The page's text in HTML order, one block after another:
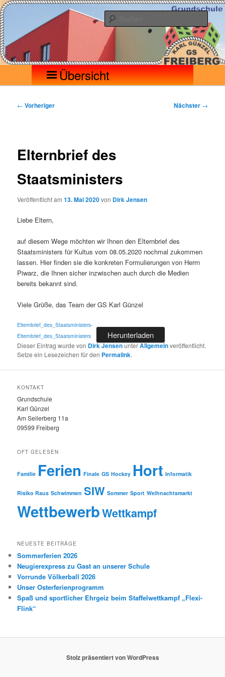
Zum
primären
Inhalt
springen
Grundschule Karl Günzel
Seilerberg – Freiberg
Hauptmenü Übersicht
Beitragsnavigation
← Vorheriger Nächster →
Elternbrief des
Staatsministers
Veröffentlicht am13. Mai 2020von Dirk Jensen
Liebe Eltern,
auf diesem Wege möchten wir Ihnen den Elternbrief des
Staatsministers für Kultus vom 08.05.2020 nochmal zukommen
lassen. Hier finden sie die konkreten Formulierungen von Herrn
Piwarz, die Ihnen sicher inzwischen auch durch die Medien
bereits bekannt sind.
Viele Grüße, das Team der GS Karl Günzel
Elternbrief_des_Staatsministers-
Elternbrief_des_Staatsministers
Herunterladen
Dieser Eintrag wurde von Dirk JensenunterAllgemeinveröffentlicht.
Setze ein Lesezeichen für den Permalink.
KONTAKT
Grundschule
Karl Günzel
Am Seilerberg 11a
09599 Freiberg
OFT GELESEN
Familie Ferien Finale GS Hockey Hort Informatik
Risiko Raus Schwimmen SIW Sommer Sport Weihnachtsmarkt
WettbewerbWettkampf
NEUESTE BEITRÄGE
Sommerferien 2026
Neugierexpress zu Gast an unserer Schule
Vorrunde Völkerball 2026
Unser Osterferienprogramm
Spaß und sportlicher Ehrgeiz beim Staffelwettkampf „Flexi-
Flink“
Stolz präsentiert von WordPress